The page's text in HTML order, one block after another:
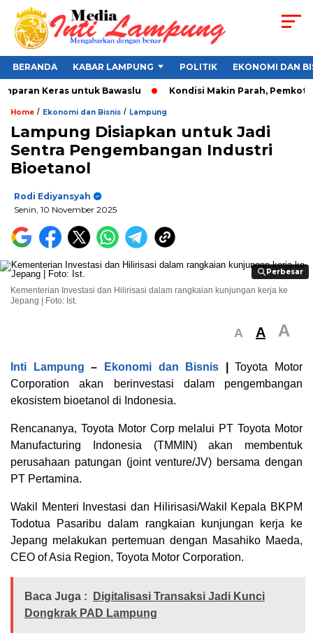
BERANDA KABAR LAMPUNG POLITIK EKONOMI DAN
Keras untuk Bawaslu Kondisi Makin Parah, Pemkot
Home / Ekonomi dan Bisnis / Lampung
Lampung Disiapkan untuk Jadi
Sentra Pengembangan Industri
Bioetanol
Rodi Ediyansyah
Senin, 10 November 2025
Perbesar
Perbesar
Kementerian Investasi dan Hilirisasi dalam rangkaian kunjungan kerja ke
Jepang | Foto: Ist.
A A A
Inti Lampung – Ekonomi dan Bisnis
Toyota Motor
Corporation akan berinvestasi dalam pengembangan
ekosistem bioetanol di Indonesia.
Rencananya, Toyota Motor Corp melalui PT Toyota Motor
Manufacturing Indonesia (TMMIN) akan membentuk
perusahaan patungan (joint venture/JV) bersama dengan
PT Pertamina.
‎Wakil Menteri Investasi dan Hilirisasi/Wakil Kepala BKPM
Todotua Pasaribu dalam rangkaian kunjungan kerja ke
Jepang melakukan pertemuan dengan Masahiko Maeda,
CEO of Asia Region, Toyota Motor Corporation.
Baca Juga :
Digitalisasi Transaksi Jadi Kunci
Dongkrak PAD Lampung